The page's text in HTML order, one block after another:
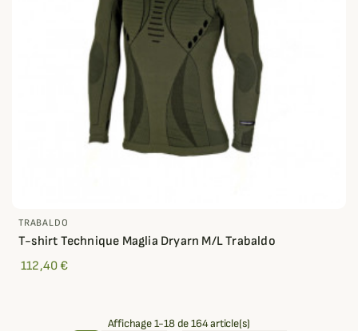
TRABALDO
T-shirt Technique Maglia Dryarn M/L Trabaldo
112,40 €
Affichage 1-18 de 164 article(s)